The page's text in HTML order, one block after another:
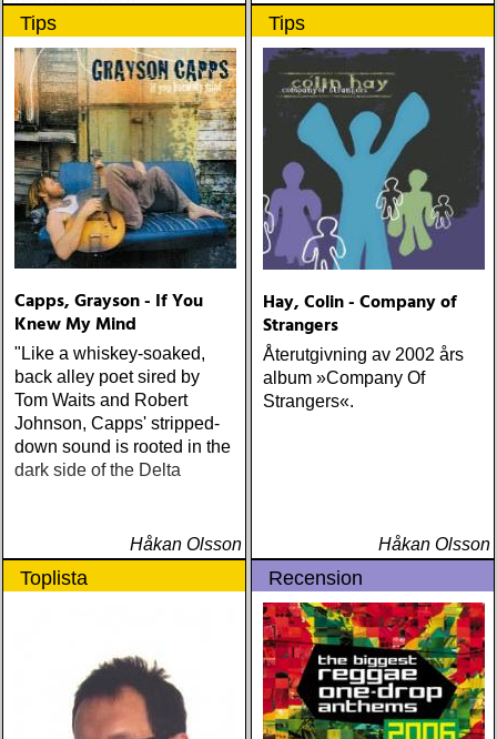
populære reggaestil kaldet
one-drop
Tips
Capps, Grayson - If You
Knew My Mind
"Like a whiskey-soaked,
back alley poet sired by
Tom Waits and Robert
Johnson, Capps' stripped-
down sound is rooted in the
dark side of the Delta
Håkan Olsson
Tips
Hay, Colin - Company of
Strangers
Återutgivning av 2002 års
album »Company Of
Strangers«.
Håkan Olsson
Toplista Recension